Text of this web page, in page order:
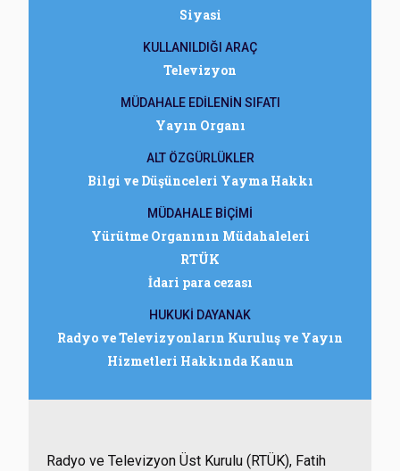
Siyasi
KULLANILDIĞI ARAÇ
Televizyon
MÜDAHALE EDİLENİN SIFATI
Yayın Organı
ALT ÖZGÜRLÜKLER
Bilgi ve Düşünceleri Yayma Hakkı
MÜDAHALE BİÇİMİ
Yürütme Organının Müdahaleleri
RTÜK
İdari para cezası
HUKUKİ DAYANAK
Radyo ve Televizyonların Kuruluş ve Yayın
Hizmetleri Hakkında Kanun
Radyo ve Televizyon Üst Kurulu (RTÜK), Fatih